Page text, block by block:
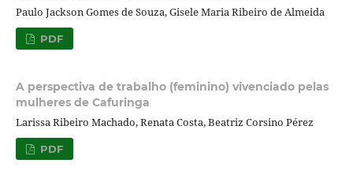
Paulo Jackson Gomes de Souza, Gisele Maria Ribeiro de Almeida
PDF
A perspectiva de trabalho (feminino) vivenciado pelas
mulheres de Cafuringa
Larissa Ribeiro Machado, Renata Costa, Beatriz Corsino Pérez
PDF